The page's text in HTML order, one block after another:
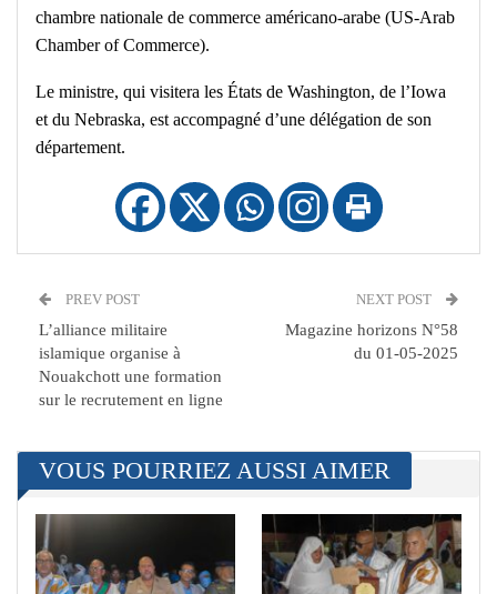
chambre nationale de commerce américano-arabe (US-Arab
Chamber of Commerce).
Le ministre, qui visitera les États de Washington, de l’Iowa
et du Nebraska, est accompagné d’une délégation de son
département.
PREV POST
L’alliance militaire
islamique organise à
Nouakchott une formation
sur le recrutement en ligne
NEXT POST
Magazine horizons N°58
du 01-05-2025
VOUS POURRIEZ AUSSI AIMER